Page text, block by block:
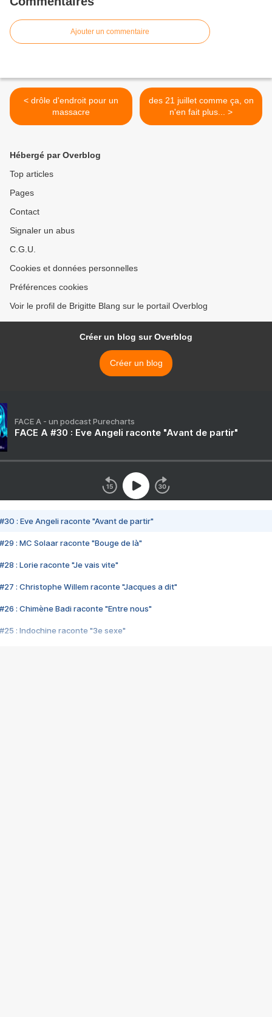
Ajouter un commentaire
< drôle d'endroit pour un
massacre
des 21 juillet comme ça, on
n'en fait plus... >
Hébergé par Overblog
Top articles
Pages
Contact
Signaler un abus
C.G.U.
Cookies et données personnelles
Préférences cookies
Voir le profil de Brigitte Blang sur le portail Overblog
Créer un blog sur Overblog
Créer un blog
FACE A - un podcast Purecharts
FACE A #30 : Eve Angeli raconte "Avant de partir"
#30 : Eve Angeli raconte "Avant de partir"
#29 : MC Solaar raconte "Bouge de là"
#28 : Lorie raconte "Je vais vite"
#27 : Christophe Willem raconte "Jacques a dit"
#26 : Chimène Badi raconte "Entre nous"
#25 : Indochine raconte "3e sexe"